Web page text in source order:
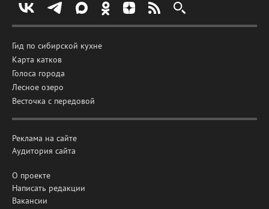
Гид по сибирской кухне
Карта катков
Голоса города
Лесное озеро
Весточка с передовой
Реклама на сайте
Аудитория сайта
О проекте
Написать редакции
Вакансии